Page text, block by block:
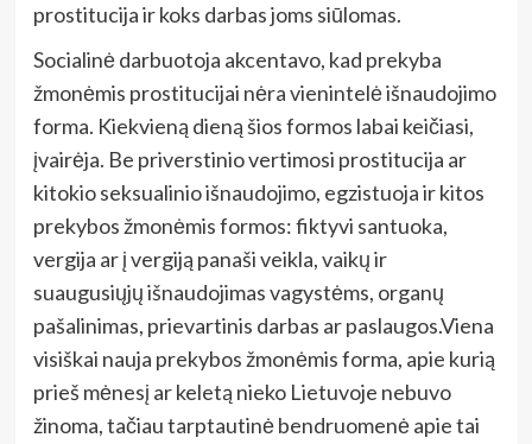
prostitucija ir koks darbas joms siūlomas.
Socialinė darbuotoja akcentavo, kad prekyba
žmonėmis prostitucijai nėra vienintelė išnaudojimo
forma. Kiekvieną dieną šios formos labai keičiasi,
įvairėja. Be priverstinio vertimosi prostitucija ar
kitokio seksualinio išnaudojimo, egzistuoja ir kitos
prekybos žmonėmis formos: fiktyvi santuoka,
vergija ar į vergiją panaši veikla, vaikų ir
suaugusiųjų išnaudojimas vagystėms, organų
pašalinimas, prievartinis darbas ar paslaugos.Viena
visiškai nauja prekybos žmonėmis forma, apie kurią
prieš mėnesį ar keletą nieko Lietuvoje nebuvo
žinoma, tačiau tarptautinė bendruomenė apie tai